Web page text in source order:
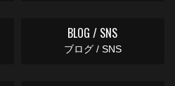
BLOG / SNS
ブログ / SNS